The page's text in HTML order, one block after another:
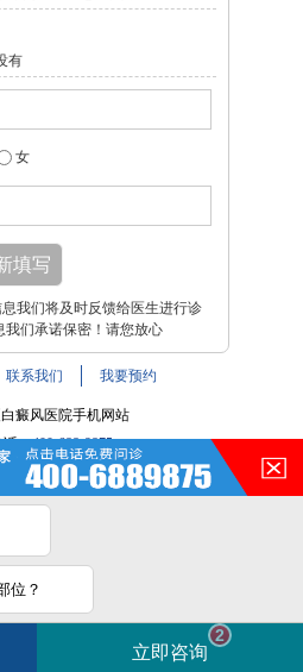
有
女
我们将及时反馈给医生进行诊
我们承诺保密！请您放心
联系我们 我要预约
癜风医院手机网站
话：400-688-9875
铜陵路与裕溪路交叉路口
，不能作为诊断及医疗依据，服用
。如有转载或引用文章涉及版权
请与我们联系。
备16014022号-9
号
位？
立即咨询
2
癜风？ 电话咨询